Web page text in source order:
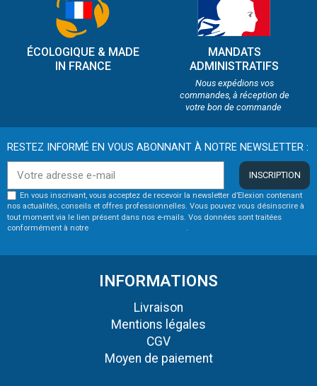
ÉCOLOGIQUE & MADE
IN FRANCE
MANDATS
ADMINISTRATIFS
Nous expédions vos
commandes, à réception de
votre bon de commande
RESTEZ INFORMÉ EN VOUS ABONNANT À NOTRE NEWSLETTER :
INSCRIPTION
En vous inscrivant, vous acceptez de recevoir la newsletter d’Elexion contenant
nos actualités, conseils et offres professionnelles. Vous pouvez vous désinscrire à
tout moment via le lien présent dans nos e-mails. Vos données sont traitées
conformément à notre
.
INFORMATIONS
Livraison
Mentions légales
CGV
Moyen de paiement